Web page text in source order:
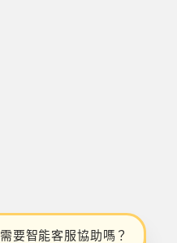
需要智能客服協助嗎 ？